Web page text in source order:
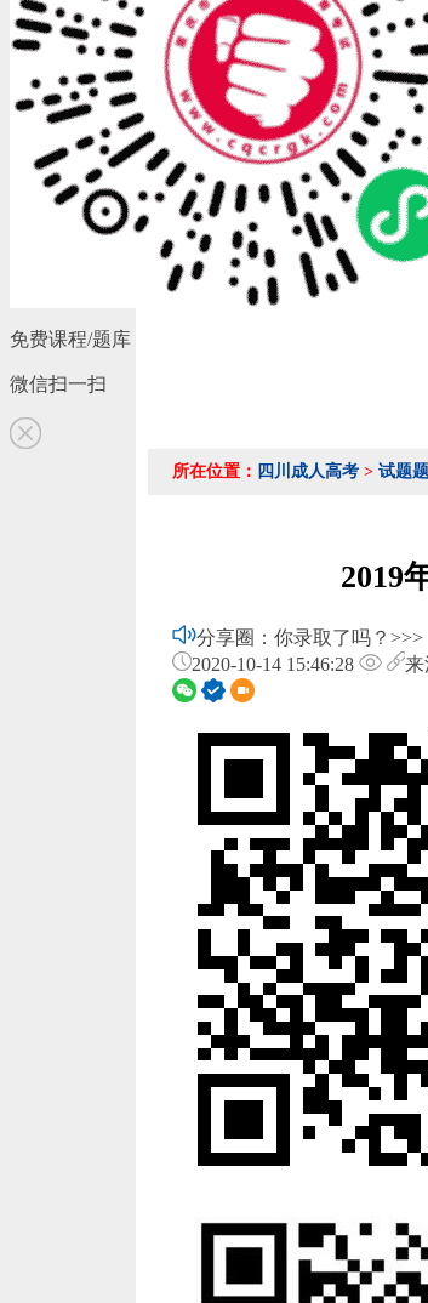
免费课程/题库
微信扫一扫
所在位置： 四川成人高考 > 试题
2019
分享圈：你录取了吗？>>>
2020-10-14 15:46:28
来